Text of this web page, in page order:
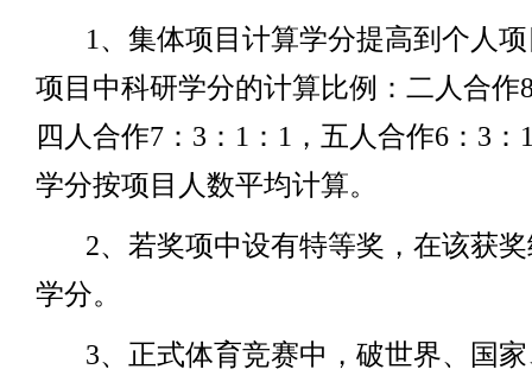
1 、集体项目计算学分提高到个人
项目中科研学分的计算比例：二人合作
四人合作7 ： 3 ： 1 ： 1 ，五人合作6 ： 3 ：
学分按项目人数平均计算。
2、若奖项中设有特等奖，在该获
学分。
3、正式体育竞赛中，破世界、国